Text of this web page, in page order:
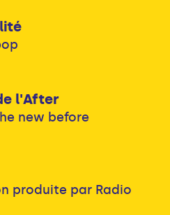
l'After
new before
produite par Radio